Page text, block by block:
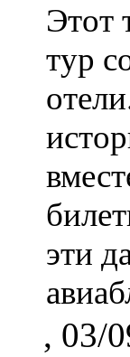
Этот
тур
эти
, 03/